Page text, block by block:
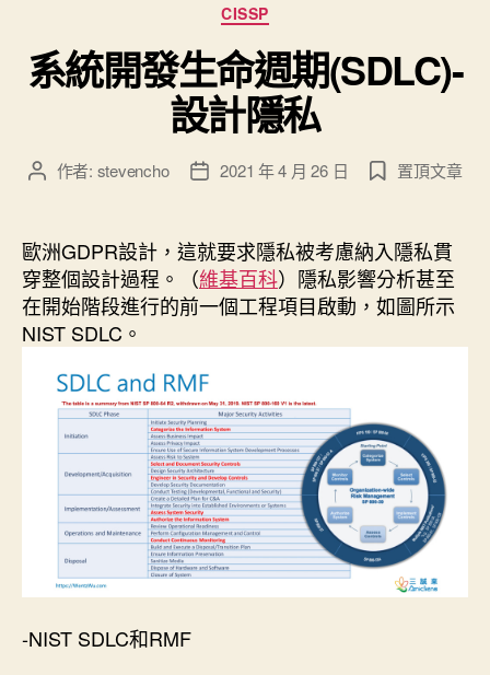
分
類
CISSP
系統開發生命週期(SDLC)-
設計隱私
文
者
作者: stevencho
文
佈
日
期
2021 年 4 月 26 日 置頂文章
歐洲GDPR設計，這就要求隱私被考慮納入隱私貫
穿整個設計過程。（維基百科）隱私影響分析甚至
在開始階段進行的前一個工程項目啟動，如圖所示
NIST SDLC。
-NIST SDLC和RMF